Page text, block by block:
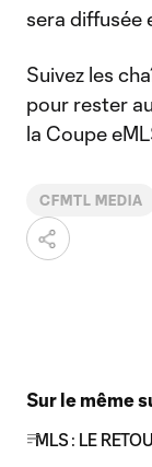
sera diffusée
Suivez les
pour rester
la Coupe
CFMTL MEDIA
Sur le même
MLS : LE